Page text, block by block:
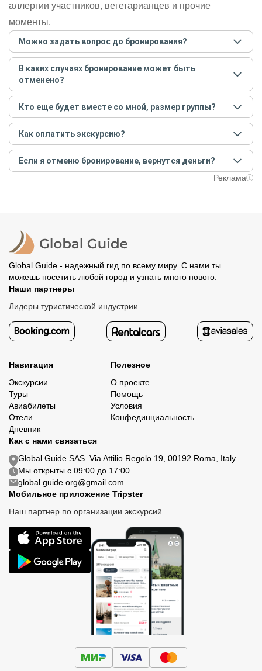
аллергии участников, вегетарианцев и прочие
моменты.
Можно задать вопрос до бронирования?
Достаточно перейти по ссылке «Задать вопрос» и
написать гиду. Платить при этом не нужно. Сначала
согласуйте с гидом интересующие вас вопросы и после
этого бронируйте экскурсию.Задать вопрос.
В каких случаях бронирование может быть
отменено?
Только в случае неблагоприятных погодных условий,
например, если экскурсия на кораблике, а по прогнозу
погоды аномально-сильный ветер. При этом гид
предупредит вас об отмене, а мы вернем предоплату на
карту. Во всех остальных случаях экскурсия состоится.
Кто еще будет вместе со мной, размер группы?
Если экскурсия индивидуальная, гид проведет встречу
только для вас и вашей компании. Если групповая — на
экскурсии будут другие участники, размер зависит от
условий конкретной экскурсии.
Как оплатить экскурсию?
Создайте заказ на удобную дату и время, и внесите
предоплату как можно скорее, чтобы другие
путешественники не заняли ваше место. После этого
организатору напрямую не требуется.
Если я отменю бронирование, вернутся деньги?
При отмене за 48 часов или раньше мы вернем всюРеклама
Global Guide - надежный гид по всему миру. С нами ты
можешь посетить любой город и узнать много нового.
Наши партнеры
Лидеры туристической индустрии
Навигация
Экскурсии
Туры
Авиабилеты
Отели
Дневник
Полезное
О проекте
Помощь
Условия
Конфединциальность
Как с нами связаться
Global Guide SAS. Via Attilio Regolo 19, 00192 Roma, Italy
Мы открыты с 09:00 до 17:00
global.guide.org@gmail.com
Мобильное приложение Tripster
Наш партнер по организации экскурсий